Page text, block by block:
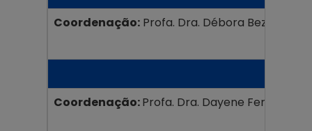
Coordenação: Profa. Dra. Débora Bezerra
Coordenação:Profa. Dra. Dayene Ferreira